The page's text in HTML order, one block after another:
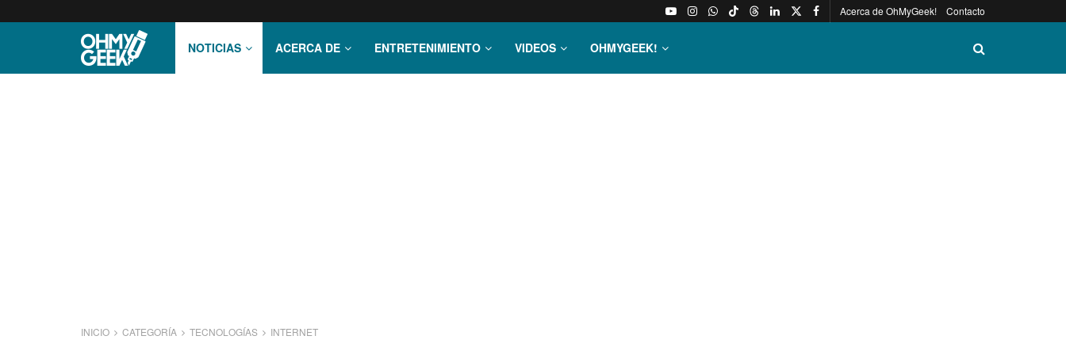
Acerca de OhMyGeek! Contacto
NOTICIAS ACERCA DE ENTRETENIMIENTO VIDEOS OHMYGEEK!
INICIO CATEGORÍA TECNOLOGÍ­AS INTERNET